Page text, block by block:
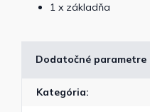
1 x základňa
Dodatočné parametre
Kategória: